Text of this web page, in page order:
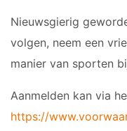
Nieuwsgierig
volgen, neem een
manier van sporten
Aanmelden kan via
https://